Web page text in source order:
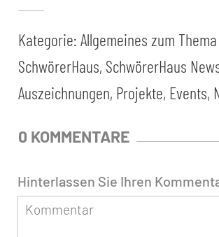
Kategorie: Allgemeines zum
SchwörerHaus, SchwörerHaus
Auszeichnungen, Projekte, Events,
0 KOMMENTARE
Hinterlassen Sie Ihren